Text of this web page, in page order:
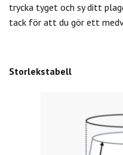
trycka tyget och sy ditt
tack för att du gör ett
Storlekstabell